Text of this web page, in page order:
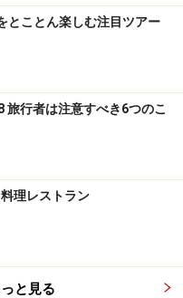
とことん楽しむ注目ツアー
旅行者は注意すべき6つのこ
理レストラン
と見る